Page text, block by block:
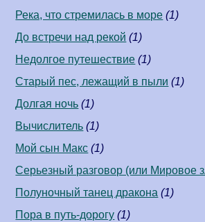
Река, что стремилась в море (1)
До встречи над рекой (1)
Недолгое путешествие (1)
Старый пес, лежащий в пыли (1)
Долгая ночь (1)
Вычислитель (1)
Мой сын Макс (1)
Серьезный разговор (или Мировое
Полуночный танец дракона (1)
Пора в путь-дорогу (1)